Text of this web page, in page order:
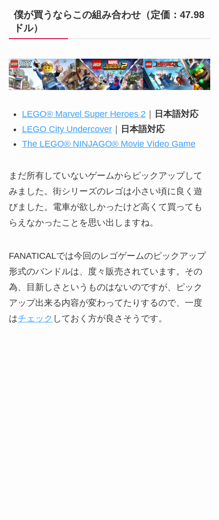
僕が買うならこの組み合わせ（定価：47.98
ドル）
LEGO® Marvel Super Heroes 2
日本語対応
LEGO City Undercover｜ 日本語対応
The LEGO® NINJAGO® Movie Video Game
まだ所有していないゲームからピックアップして
みました。街シリーズのレゴは小さい頃に良く遊
びました。電車が欲しかったけど高くて買っても
らえなかったことを思い出しますね。
FANATICALでは今回のレゴゲームのピックアップ
形式のバンドルは、度々販売されています。その
為、目新しさというものはないのですが、ピック
アップ出来る内容が変わってたりするので、一度
はチェック しておく方が良さそうです。